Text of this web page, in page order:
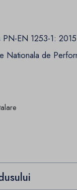
EN 1253-1: 2015
Nationala de